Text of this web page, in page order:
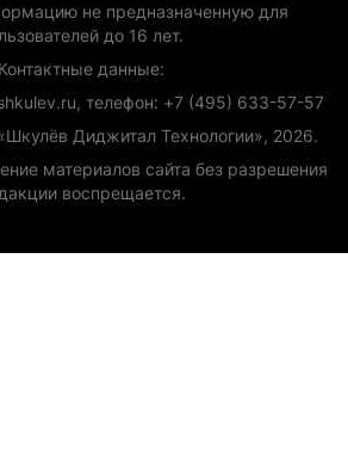
не предназначенную для
до 16 лет.
Контактные данные:
телефон: +7 (495) 633-57-57
Диджитал Технологии», 2026.
материалов сайта без разрешения
воспрещается.